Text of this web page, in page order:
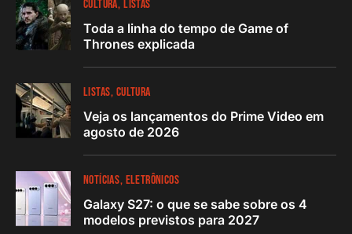
CULTURA LISTAS
Toda a linha do tempo de Game of
Thrones explicada
LISTAS CULTURA
Veja os lançamentos do Prime Video em
agosto de 2026
NOTÍCIAS ELETRÔNICOS
Galaxy S27: o que se sabe sobre os 4
modelos previstos para 2027